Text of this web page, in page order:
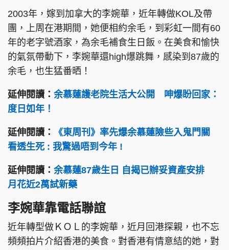
頭條日報 星島環球 The Standard
親子王
頭條搵工 EDUPLUS
關於我們
聯絡我們
隱私政策聲明
使用條款
版權及免責聲明
2003年，嫁到加拿大的李婉華，近年轉做KOL及帶
團，上周在港期間，她便相約余毛，到彩虹一間有60
年的老字號酒家，為余毛補食生日飯。在美食和愉快
的氣氛帶動下，李婉華還high爆跳舞，感染到87歲的
余毛，也生猛番晒！
延伸閱讀： 余慕蓮護老院生活大公開 呻爆盼回家：
度日如年！
延伸閱讀：
《東周刊》率先爆余慕蓮險些入鬼門關
看透生死 : 我驚過唔到今年 !
延伸閱讀： 余慕蓮87歲生日 自揭已辦妥資產安排
月花近2萬試新藥
李婉華靠電話聯誼
近年轉型做ＫＯＬ的李婉華，近月回港探親，也不忘
頻頻拍片介紹香港的美食。對香港有情意結的她，對